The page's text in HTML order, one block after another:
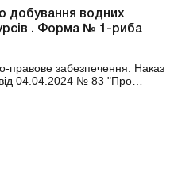
добування водних
. Форма № 1-риба
забезпечення: Наказ
04.04.2024 № 83 "Про